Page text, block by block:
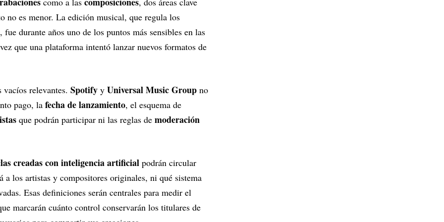
no es menor. La edición musical, que regula los
durante años uno de los puntos más sensibles en las
que una plataforma intentó lanzar nuevos formatos de
relevantes. Spotify y Universal Music Group no
pago, la fecha de lanzamiento, el esquema de
que podrán participar ni las reglas de moderación
creadas con inteligencia artificial podrán circular
a los artistas y compositores originales, ni qué sistema
Esas definiciones serán centrales para medir el
marcarán cuánto control conservarán los titulares de